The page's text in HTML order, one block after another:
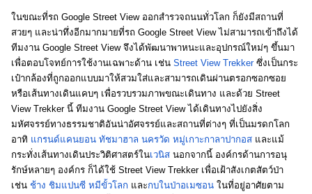
ในขณะที่รถ Google Street View ออกสำรวจถนนทั่วโลก ก็ยังมีสถานที่
สวยๆ และน่าทึ่งอีกมากมายที่รถ Google Street View ไม่สามารถเข้าถึงได้
ทีมงาน Google Street View จึงได้พัฒนาพาหนะและอุปกรณ์ใหม่ๆ ขึ้นมา
เพื่อตอบโจทย์การใช้งานเฉพาะด้าน เช่น Street View Trekker ซึ่งเป็นกระ
เป๋ากล้องที่ถูกออกแบบมาให้สวมใส่และสามารถเดินผ่านตรอกซอกซอย
หรือเส้นทางเดินแคบๆ เพื่อรวบรวมภาพขณะเดินทาง และด้วย Street
View Trekker นี้ ทีมงาน Google Street View ได้เดินทางไปยังสิ่ง
มหัศจรรย์ทางธรรมชาติอันน่าอัศจรรย์และสถานที่ต่างๆ ที่เป็นมรดกโลก
อาทิ แกรนด์แคนยอน ทัชมาฮาล นครวัด หมู่เกาะกาลาปากอส และแม้
กระทั่งเส้นทางเดินประวิติศาสตร์ในเวนิส นอกจากนี้ องค์กรด้านการอนุ
รักษ์หลายๆ องค์กร ก็ได้ใช้ Street View Trekker เพื่อเฝ้าสังเกตสัตว์ป่า
เช่น ช้าง ชิมแปนซี หมีขั้วโลก และกบในป่าอเมซอน ในที่อยู่อาศัยตาม